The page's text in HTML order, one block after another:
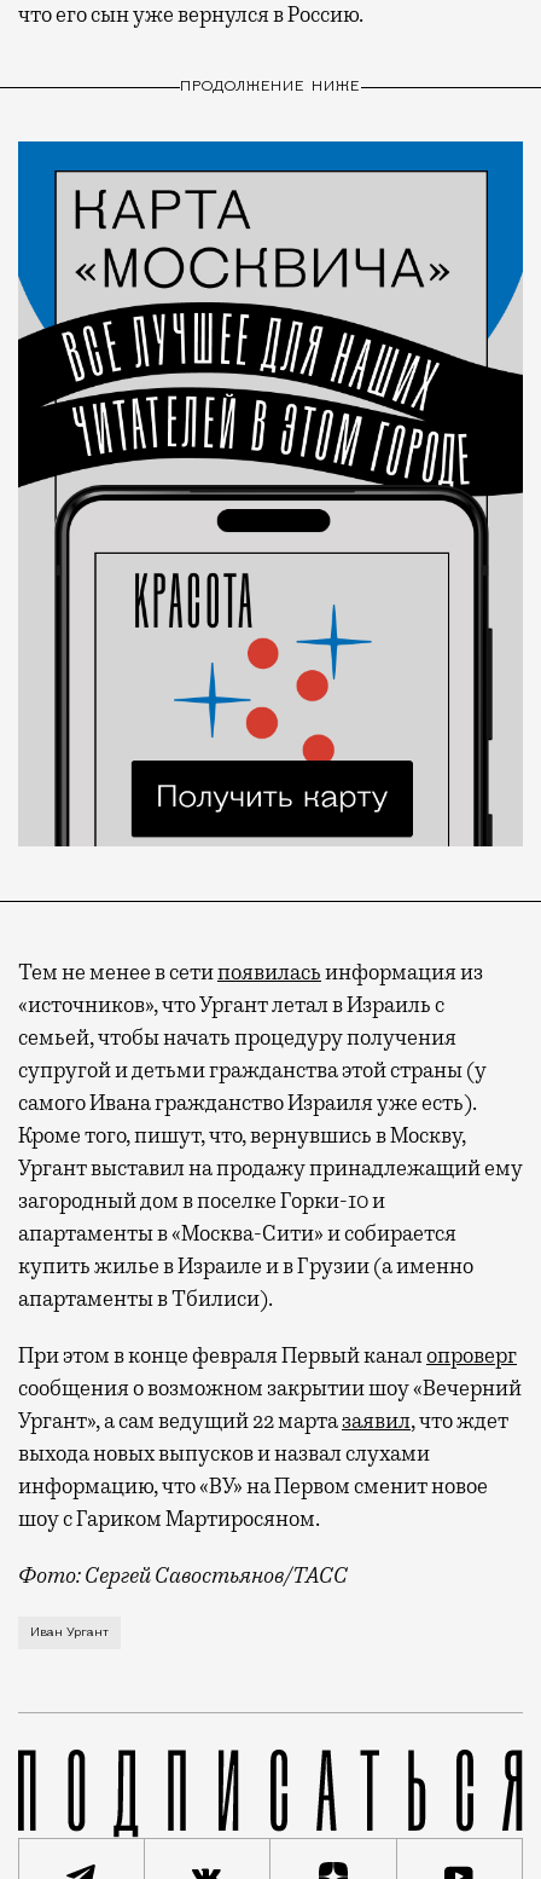
что его сын уже вернулся в Россию.
ПРОДОЛЖЕНИЕ НИЖЕ
Тем не менее в сетипоявиласьинформация из
«источников», что Ургант летал в Израиль с
семьей, чтобы начать процедуру получения
супругой и детьми гражданства этой страны (у
самого Ивана гражданство Израиля уже есть).
Кроме того, пишут, что, вернувшись в Москву,
Ургант выставил на продажу принадлежащий ему
загородный дом в поселке Горки-10 и
апартаменты в «Москва-Сити» и собирается
купить жилье в Израиле и в Грузии (а именно
апартаменты в Тбилиси).
При этом в конце февраля Первый каналопроверг
сообщения о возможном закрытии шоу «Вечерний
Ургант», а сам ведущий 22 мартазаявил, что ждет
выхода новых выпусков и назвал слухами
информацию, что «ВУ» на Первом сменит новое
шоу с Гариком Мартиросяном.
Фото: Сергей Савостьянов/ТАСС
Почти месяц назад телеведущий подтвердил, что
Иван Ургант